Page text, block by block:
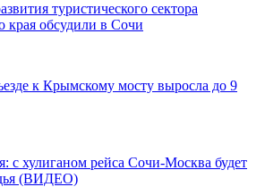
туристического сектора
края обсудили в Сочи
к Крымскому мосту выросла до 9
с хулиганом рейса Сочи-Москва будет
(ВИДЕО)